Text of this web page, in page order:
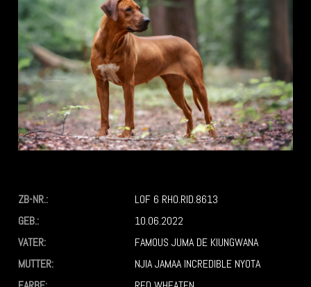
ZB-NR.:
LOF 6 RHO.RID.8613
GEB.:
10.06.2022
VATER:
FAMOUS JUMA DE KIUNGWANA
MUTTER:
NJIA JAMAA INCREDIBLE NYOTA